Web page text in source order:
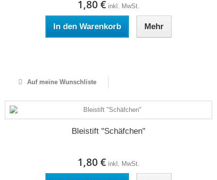
1,80 € inkl. MwSt.
In den Warenkorb Mehr
Auf meine Wunschliste
Bleistift "Schäfchen"
1,80 € inkl. MwSt.